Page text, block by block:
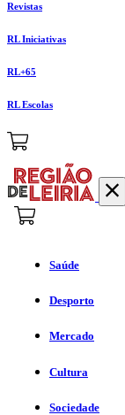
Revistas
RL Iniciativas
RL+65
RL Escolas
Saúde
Desporto
Mercado
Cultura
Sociedade